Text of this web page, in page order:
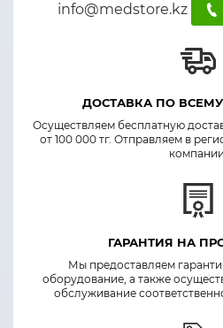
info@medstore.kz
ДОСТАВКА ПО
Осуществляем бесплатную
от 100 000 тг. Отправляем в
ГАРАНТИЯ НА
Мы предоставляем
оборудование, а также
обслуживание